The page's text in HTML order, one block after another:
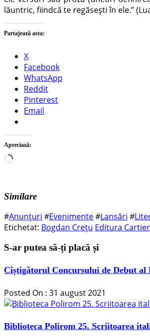
lăuntric, fiindcă te regăseşti în ele.”
Partajează asta:
X
Facebook
WhatsApp
Reddit
Pinterest
Email
Apreciază:
Încarc...
Similare
#Anunțuri #Evenimente#Lansări #
Etichetat: Bogdan Crețu Editura Cartier
S-ar putea să-ți placă și
Cîștigătorul Concursului de Debut
Posted On : 31 august 2021
Biblioteca Polirom 25. Scriitoarea